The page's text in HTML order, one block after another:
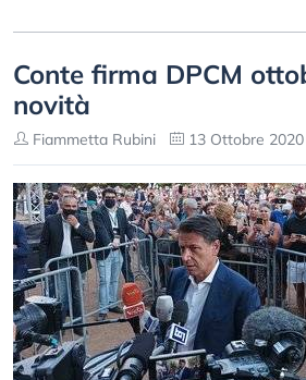
Conte firma DPCM
novità
Fiammetta Rubini 13 Ottobre